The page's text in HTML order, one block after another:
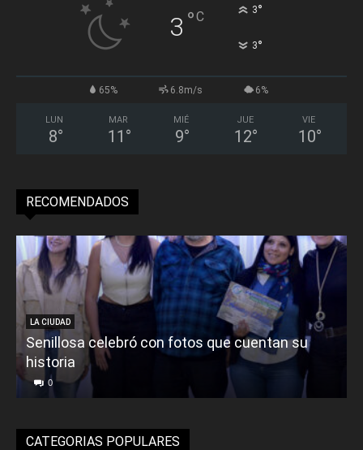
3 °C 3°
3°
65% 6.8m/s 6%
LUN
8°
MAR
11 °
MIÉ
9°
JUE
12°
VIE
10°
RECOMENDADOS
LA CIUDAD
Senillosa celebró con fotos que cuentan su
historia
0
CATEGORIAS POPULARES